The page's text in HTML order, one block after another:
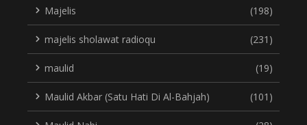
Majelis (198)
majelis sholawat radioqu (231)
maulid (19)
Maulid Akbar (Satu Hati Di Al-Bahjah) (101)